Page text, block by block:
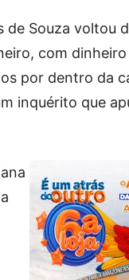
Souza voltou
com
por dentro da
inquérito que